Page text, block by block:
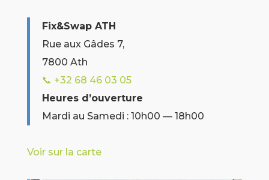
Fix&Swap ATH
Rue aux Gâdes 7,
7800 Ath
📞 +32 68 46 03 05
Heures d’ouverture
Mardi au Samedi : 10h00 — 18h00
Voir sur la carte